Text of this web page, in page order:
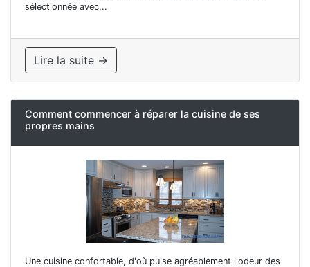
sélectionnée avec...
Lire la suite →
Comment commencer à réparer la cuisine de ses
propres mains
Une cuisine confortable, d'où puise agréablement l'odeur des